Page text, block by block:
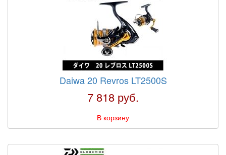
Daiwa 20 Revros LT2500S
7 818 руб.
В корзину